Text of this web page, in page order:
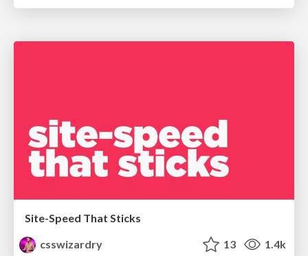
Site-Speed That Sticks
csswizardry
13 1.4k